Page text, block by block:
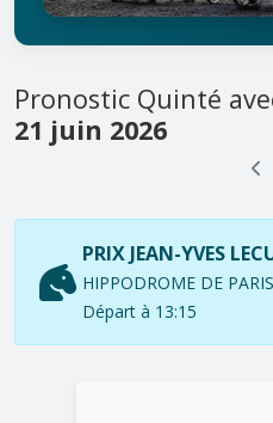
Pronostic Quinté
21 juin 2026
PRIX JEAN-YVES
HIPPODROME DE
Départ à 13:15